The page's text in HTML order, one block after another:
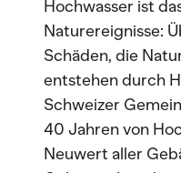
Hochwasser ist
Naturereignisse:
Schäden, die
entstehen durch
Schweizer
40 Jahren von
Neuwert aller